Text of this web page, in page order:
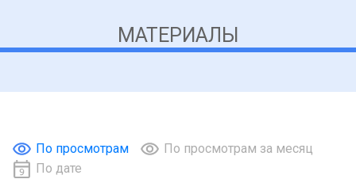
МАТЕРИАЛЫ
По просмотрам
По просмотрам за месяц
По дате